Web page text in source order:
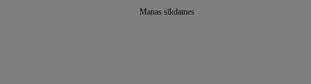
Manas sīkdatnes